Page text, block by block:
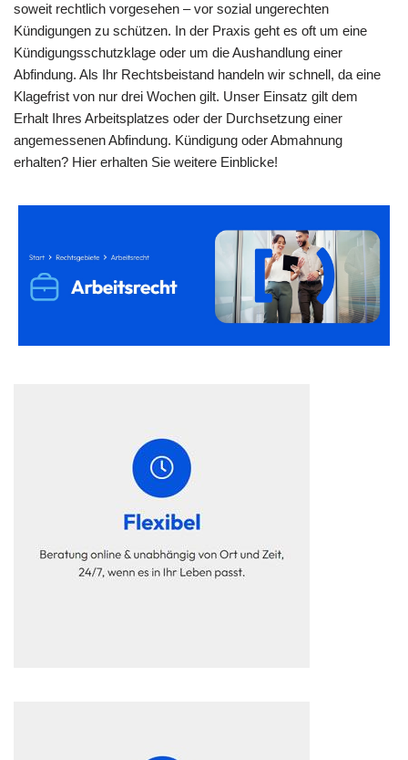
soweit rechtlich vorgesehen – vor sozial ungerechten
Kündigungen zu schützen. In der Praxis geht es oft um eine
Kündigungsschutzklage oder um die Aushandlung einer
Abfindung. Als Ihr Rechtsbeistand handeln wir schnell, da eine
Klagefrist von nur drei Wochen gilt. Unser Einsatz gilt dem
Erhalt Ihres Arbeitsplatzes oder der Durchsetzung einer
angemessenen Abfindung. Kündigung oder Abmahnung
erhalten? Hier erhalten Sie weitere Einblicke!